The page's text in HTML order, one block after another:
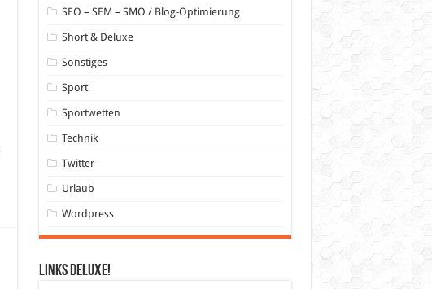
SEO – SEM – SMO / Blog-Optimierung
Short & Deluxe
Sonstiges
Sport
Sportwetten
Technik
Twitter
Urlaub
Wordpress
Links DeLuXe!